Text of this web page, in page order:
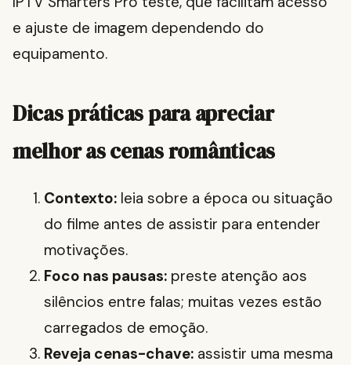
e ajuste de imagem dependendo do
equipamento.
Dicas práticas para apreciar
melhor as cenas românticas
Contexto: leia sobre a época ou situação
do filme antes de assistir para entender
motivações.
Foco nas pausas: preste atenção aos
silêncios entre falas; muitas vezes estão
carregados de emoção.
Reveja cenas-chave: assistir uma mesma